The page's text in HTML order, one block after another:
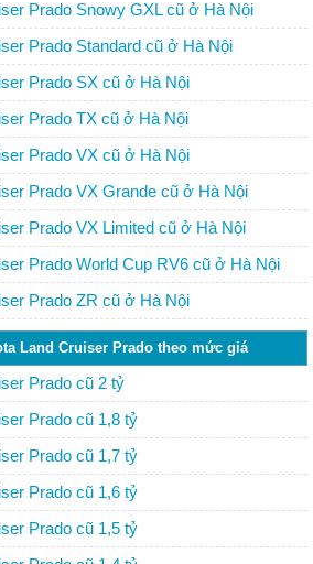
Prado Snowy GXL cũ ở Hà Nội
Prado Standard cũ ở Hà Nội
Prado SX cũ ở Hà Nội
Prado TX cũ ở Hà Nội
Prado VX cũ ở Hà Nội
Prado VX Grande cũ ở Hà Nội
Prado VX Limited cũ ở Hà Nội
Prado World Cup RV6 cũ ở Hà Nội
Prado ZR cũ ở Hà Nội
Land Cruiser Prado theo mức giá
Prado cũ 2 tỷ
Prado cũ 1,8 tỷ
Prado cũ 1,7 tỷ
Prado cũ 1,6 tỷ
Prado cũ 1,5 tỷ